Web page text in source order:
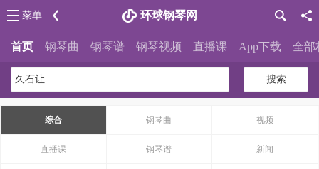
环球钢琴网
菜单
首页 钢琴曲 钢琴谱 钢琴视频 直播课 App下载 全部
搜索
综合 钢琴曲 视频
直播课 钢琴谱 新闻